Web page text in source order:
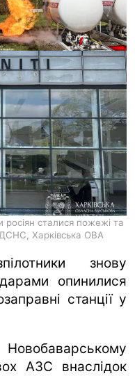
росіян сталися пожежі та
Харківська ОВА
знову
опинилися
станції у
АЗС внаслідок